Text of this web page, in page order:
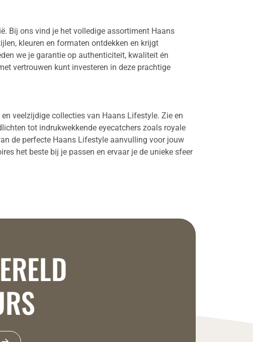
Bij ons vind je het volledige assortiment Haans
kleuren en formaten ontdekken en krijgt
we je garantie op authenticiteit, kwaliteit én
vertrouwen kunt investeren in deze prachtige
veelzijdige collecties van Haans Lifestyle. Zie en
tot indrukwekkende eyecatchers zoals royale
de perfecte Haans Lifestyle aanvulling voor jouw
het beste bij je passen en ervaar je de unieke sfeer